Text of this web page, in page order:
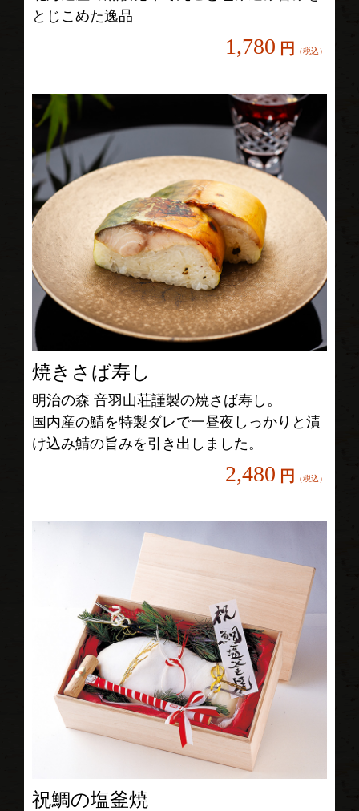
とじこめた逸品
1,780 円 （税込）
焼きさば寿し
明治の森 音羽山荘謹製の焼さば寿し。
国内産の鯖を特製ダレで一昼夜しっかりと漬
け込み鯖の旨みを引き出しました。
2,480 円 （税込）
祝鯛の塩釜焼